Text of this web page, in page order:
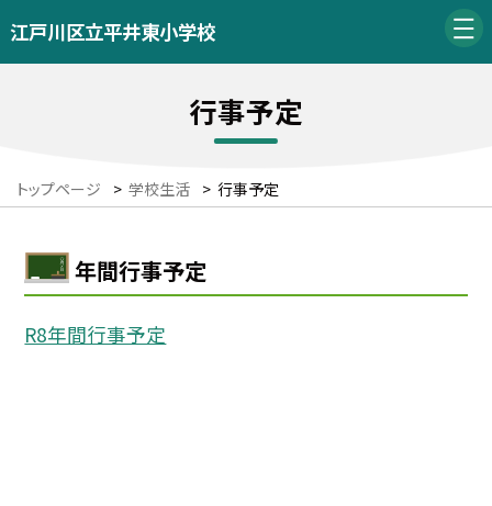
江戸川区立平井東小学校
行事予定
トップページ > 学校生活 > 行事予定
年間行事予定
R8年間行事予定